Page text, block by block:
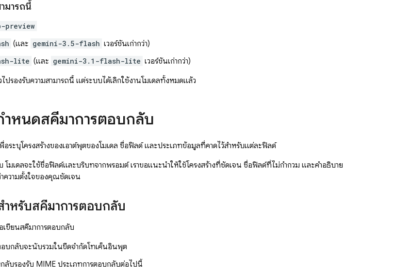
มารถนี้
preview
(และ gemini-3.5-flash เวอร์ชันเก่ากว่า)
lite (และ gemini-3.1-flash-lite เวอร์ชันเก่ากว่า)
ปรองรับความสามารถนี้ แต่ระบบได้เลิกใช้งานโมเดลทั้งหมดแล้ว
ำหนดสคีมาการตอบกลับ
อระบุโครงสร้างของเอาต์พุตของโมเดล ชื่อฟิลด์ และประเภทข้อมูลที่คาดไว้สำหรับแต่ละฟิลด์
บ โมเดลจะใช้ชื่อฟิลด์และบริบทจากพรอมต์ เราขอแนะนำให้ใช้โครงสร้างที่ชัดเจน ชื่อฟิลด์ที่ไม่กำกวม และคำอธิบาย
าความตั้งใจของคุณชัดเจน
ำหรับสคีมาการตอบกลับ
เขียนสคีมาการตอบกลับ
อบกลับจะนับรวมในขีดจำกัดโทเค็นอินพุต
กลับรองรับ MIME ประเภทการตอบกลับต่อไปนี้